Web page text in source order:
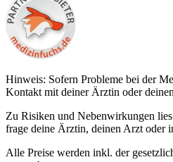
Hinweis: Sofern Probleme bei der
Kontakt mit deiner Ärztin oder
Zu Risiken und Nebenwirkungen
frage deine Ärztin, deinen Arzt oder
Alle Preise werden inkl. der